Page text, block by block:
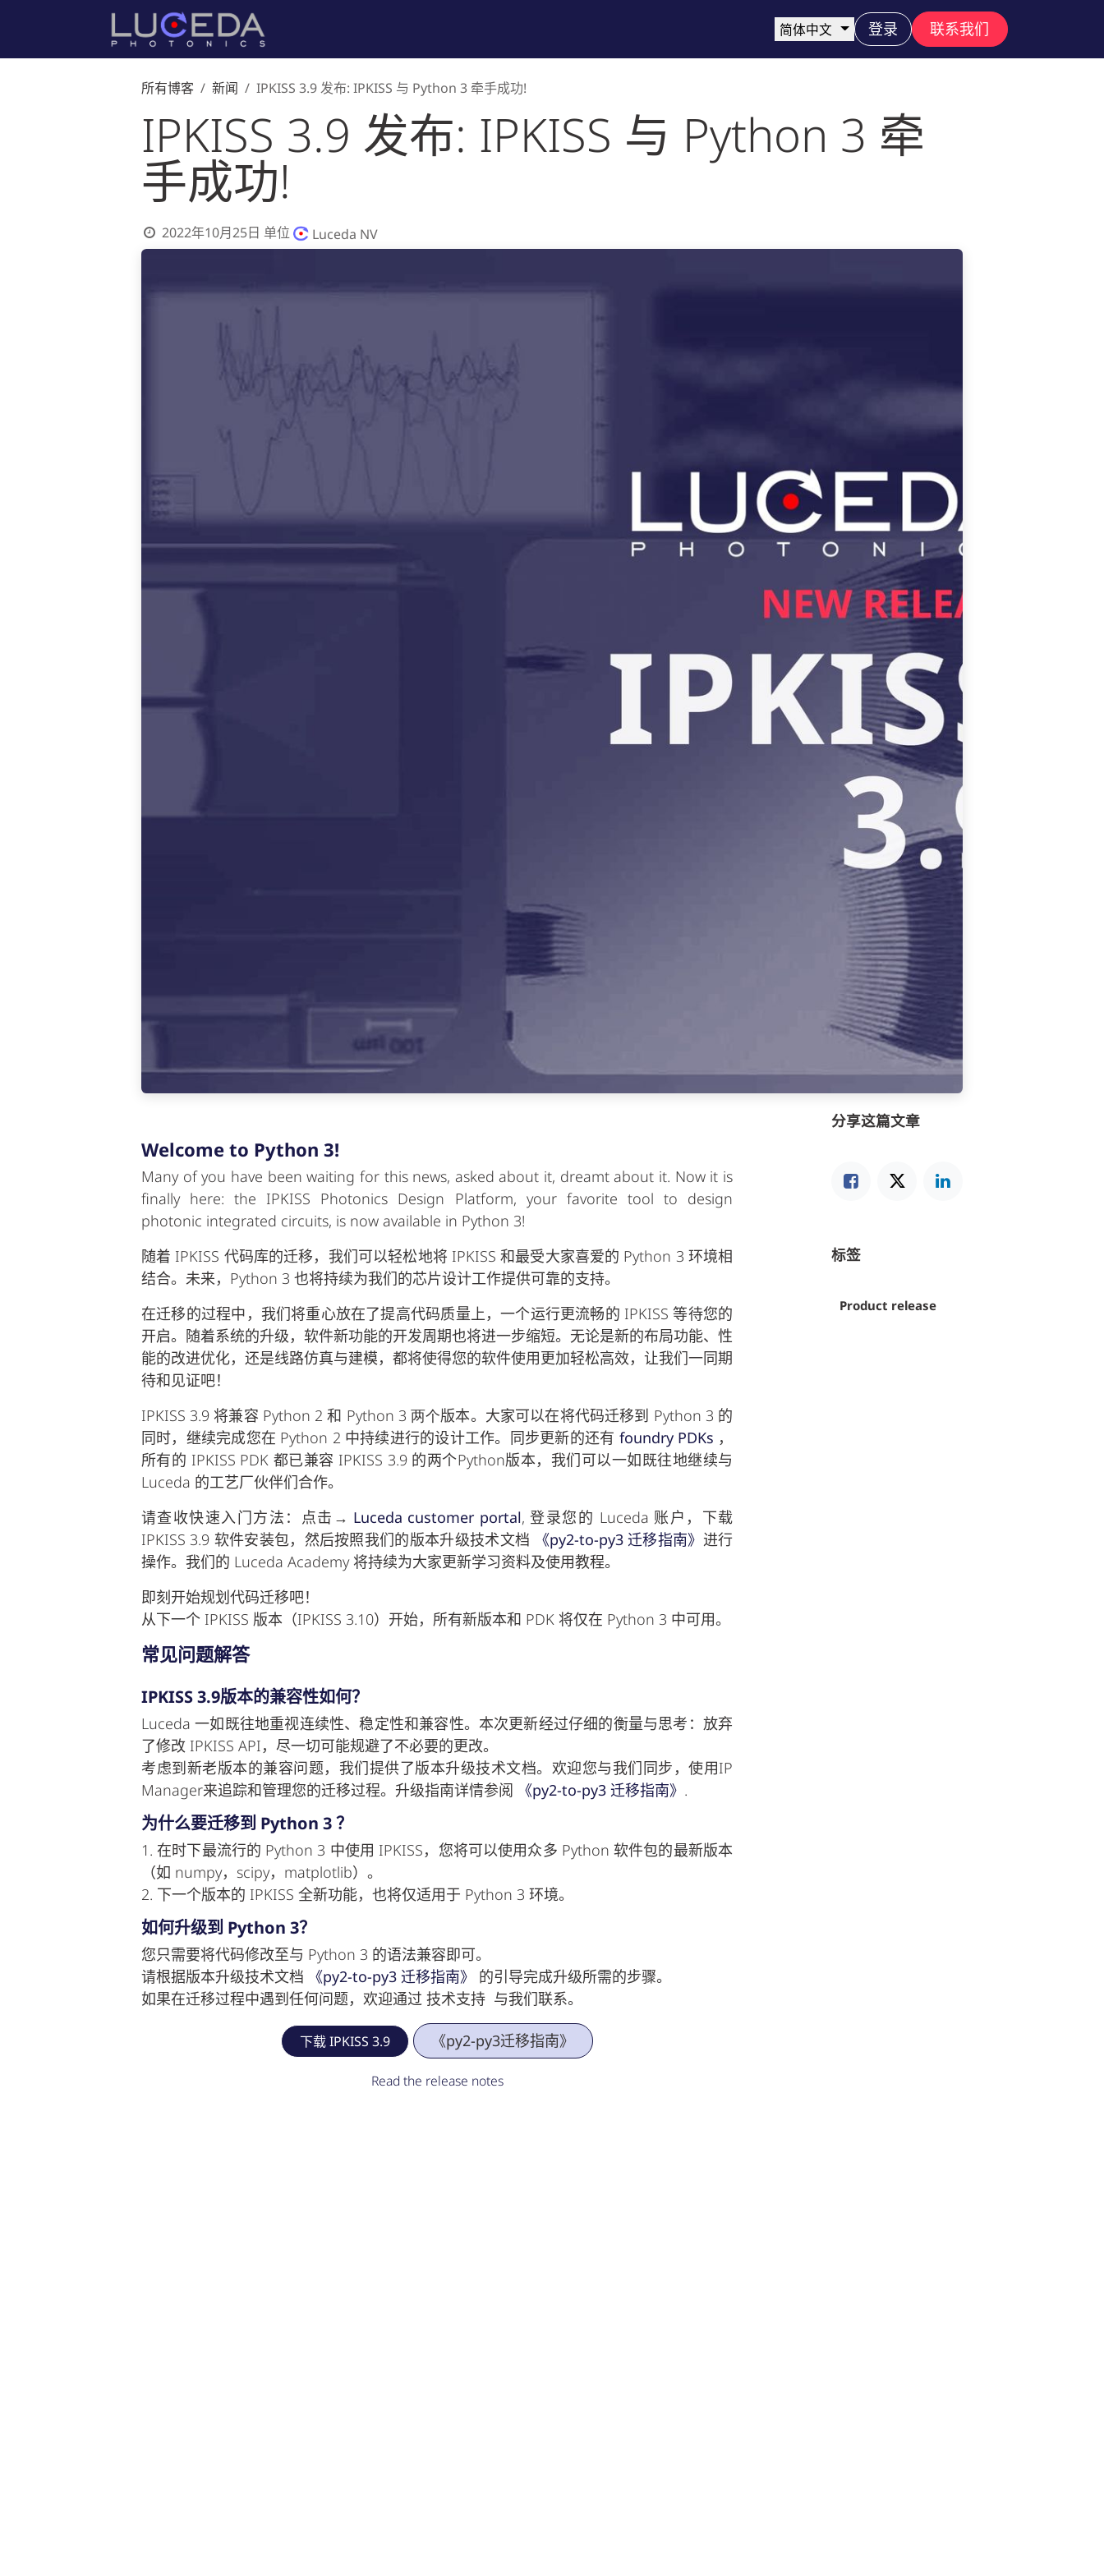
简体中文 登录 联系我们
所有博客 新闻 IPKISS 3.9 发布: IPKISS 与 Python 3 牵手成功!
IPKISS 3.9 发布: IPKISS 与 Python 3 牵
手成功!
2022年10月25日 单位 Luceda NV
Welcome to Python 3!
Many of you have been waiting for this news, asked about it, dreamt about it. Now it is
finally here: the IPKISS Photonics Design Platform, your favorite tool to design
photonic integrated circuits, is now available in Python 3!
随着 IPKISS 代码库的迁移，我们可以轻松地将 IPKISS和最受大家喜爱的 Python 3 环境相
结合。未来， Python 3 也将持续为我们的芯片设计工作提供可靠的支持。
在迁移的过程中，我们将重心放在了提高代码质量上，一个运行更流畅的 IPKISS等待您的
开启。随着系统的升级，软件新功能的开发周期也将进一步缩短。无论是新的布局功能、性
能的改进优化，还是线路仿真与建模，都将使得您的软件使用更加轻松高效，让我们一同期
待和见证吧！
IPKISS 3.9将兼容 Python 2和 Python 3 两个版本。大家可以在将代码迁移到 Python 3 的
同时，继续完成您在 Python 2 中持续进行的设计工作。同步更新的还有 foundry PDKs ，
所有的 IPKISS PDK 都已兼容 IPKISS 3.9 的两个Python版本，我们可以一如既往地继续与
Luceda 的工艺厂伙伴们合作。
请查收快速入门方法：点击→ Luceda customer portal, 登录您的 Luceda 账户，下载
IPKISS 3.9 软件安装包，然后按照我们的版本升级技术文档
《py2-to-py3 迁移指南》 进行
操作。我们的 Luceda Academy 将持续为大家更新学习资料及使用教程。
即刻开始规划代码迁移吧！
从下一个 IPKISS 版本（IPKISS 3.10）开始，所有新版本和 PDK 将仅在 Python 3 中可用。
常见问题解答
IPKISS 3.9版本的兼容性如何？
Luceda 一如既往地重视连续性、稳定性和兼容性。本次更新经过仔细的衡量与思考：放弃
了修改 IPKISS API，尽一切可能规避了不必要的更改。
考虑到新老版本的兼容问题，我们提供了版本升级技术文档。欢迎您与我们同步，使用IP
Manager来追踪和管理您的迁移过程。升级指南详情参阅
《py2-to-py3 迁移指南》 .
为什么要迁移到 Python 3 ？
1. 在时下最流行的 Python 3 中使用 IPKISS，您将可以使用众多 Python 软件包的最新版本
（如 numpy，scipy，matplotlib）。
2. 下一个版本的 IPKISS 全新功能，也将仅适用于 Python 3 环境。
如何升级到 Python 3？
您只需要将代码修改至与 Python 3 的语法兼容即可。
请根据版本升级技术文档
《py2-to-py3 迁移指南》
的引导完成升级所需的步骤。
如果在迁移过程中遇到任何问题，欢迎通过 技术支持 与我们联系。
下载 IPKISS 3.9 《py2-py3迁移指南》
Read the release notes
分享这篇文章
标签
Product release